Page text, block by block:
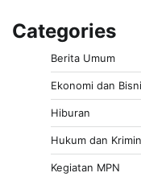
Categories
Berita Umum
Ekonomi dan
Hiburan
Hukum dan
Kegiatan MPN